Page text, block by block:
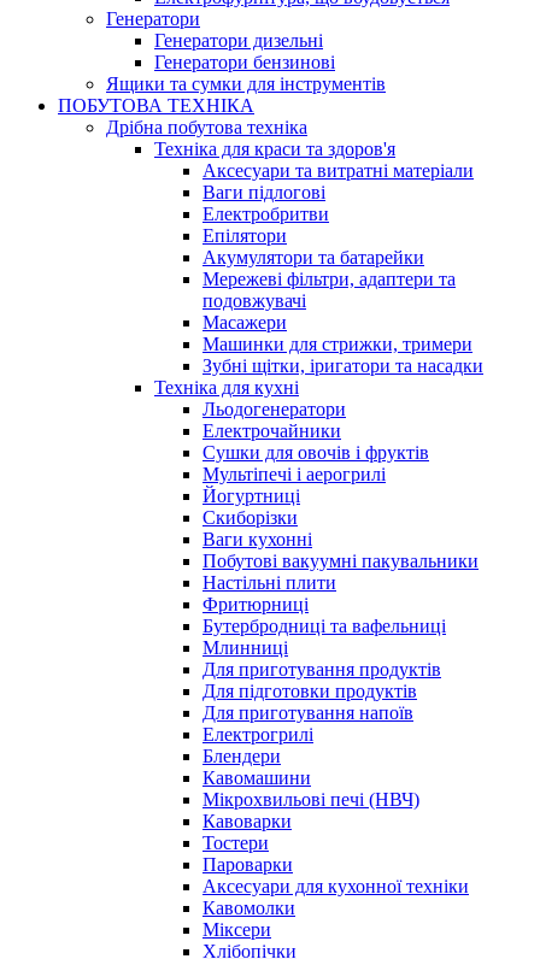
Генератори
Генератори дизельні
Генератори бензинові
Ящики та сумки для інструментів
ПОБУТОВА ТЕХНІКА
Дрібна побутова техніка
Техніка для краси та здоров'я
Аксесуари та витратні матеріали
Ваги підлогові
Електробритви
Епілятори
Акумулятори та батарейки
Мережеві фільтри, адаптери та
подовжувачі
Масажери
Машинки для стрижки, тримери
Зубні щітки, іригатори та насадки
Техніка для кухні
Льодогенератори
Електрочайники
Сушки для овочів і фруктів
Мультіпечі і аерогрилі
Йогуртниці
Скиборізки
Ваги кухонні
Побутові вакуумні пакувальники
Настільні плити
Фритюрниці
Бутербродниці та вафельниці
Млинниці
Для приготування продуктів
Для підготовки продуктів
Для приготування напоїв
Електрогрилі
Блендери
Кавомашини
Мікрохвильові печі (НВЧ)
Кавоварки
Тостери
Пароварки
Аксесуари для кухонної техніки
Кавомолки
Міксери
Хлібопічки